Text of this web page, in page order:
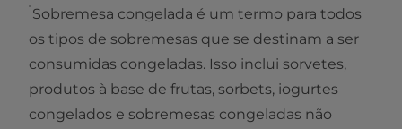
1Sobremesa congelada é um termo para todos
os tipos de sobremesas que se destinam a ser
consumidas congeladas. Isso inclui sorvetes,
produtos à base de frutas, sorbets, iogurtes
congelados e sobremesas congeladas não